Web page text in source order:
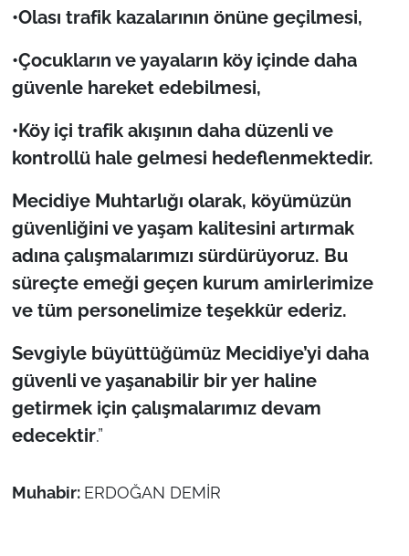
•Olası trafik kazalarının önüne geçilmesi,
•Çocukların ve yayaların köy içinde daha
güvenle hareket edebilmesi,
•Köy içi trafik akışının daha düzenli ve
kontrollü hale gelmesi hedeflenmektedir.
Mecidiye Muhtarlığı olarak, köyümüzün
güvenliğini ve yaşam kalitesini artırmak
adına çalışmalarımızı sürdürüyoruz. Bu
süreçte emeği geçen kurum amirlerimize
ve tüm personelimize teşekkür ederiz.
Sevgiyle büyüttüğümüz Mecidiye’yi daha
güvenli ve yaşanabilir bir yer haline
getirmek için çalışmalarımız devam
edecektir.”
Muhabir: ERDOĞAN DEMİR
Flaş Haber
Dış Haberler
İş Dünyası
Bilim Teknoloji
English News
Canlı Maç
Genel-A
Gündem-Eğitim